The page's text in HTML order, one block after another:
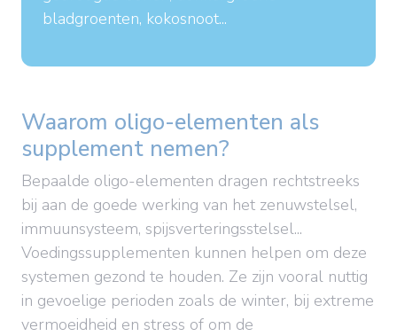
bladgroenten, kokosnoot...
Waarom oligo-elementen als
supplement nemen?
Bepaalde oligo-elementen dragen rechtstreeks
bij aan de goede werking van het zenuwstelsel,
immuunsysteem, spijsverteringsstelsel...
Voedingssupplementen kunnen helpen om deze
systemen gezond te houden. Ze zijn vooral nuttig
in gevoelige perioden zoals de winter, bij extreme
vermoeidheid en stress of om de